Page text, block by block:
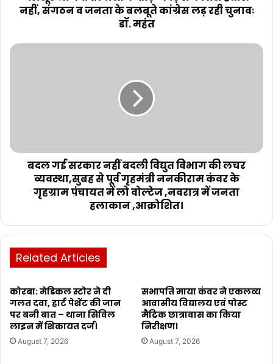
नहीं, संगठन व जनता के बलबूते कांग्रेस लड़ रही चुनावः
डॉ. महंत
बदल गई सरकार नहीं बदली विद्युत विभाग की लचर
व्यवस्था,सुबह से पूर्व गृहमंत्री ननकीराम कंवर के
गृहग्राम पंचायत में लो वोल्टेज ,नवरात्र में जनता
हलाकान ,आक्रोशित।
Related Articles
कोरबा: मेडिकल स्टोर ने दी
गलत दवा, हार्ट पेशेंट की जान
पर बनी बात – थाना सिविल
लाइन में शिकायत दर्ज।
August 7, 2026
सभापति माया कंवर ने एकलव्य
आवासीय विद्यालय एवं पोस्ट
मैट्रिक छात्रावास का किया
निरीक्षण।
August 7, 2026